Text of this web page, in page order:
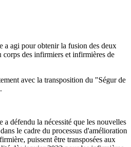
agi pour obtenir la fusion des deux
corps des infirmiers et infirmières de
avec la transposition du "Ségur de
défendu la nécessité que les nouvelles
le cadre du processus d'amélioration
puissent être transposées aux